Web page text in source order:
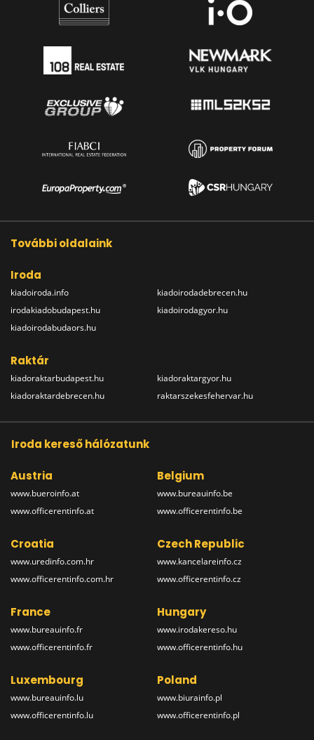
További oldalaink
Iroda
kiadoiroda.info
irodakiadobudapest.hu
kiadoirodabudaors.hu
kiadoirodadebrecen.hu
kiadoirodagyor.hu
Raktár
kiadoraktarbudapest.hu
kiadoraktardebrecen.hu
kiadoraktargyor.hu
raktarszekesfehervar.hu
Iroda kereső hálózatunk
Austria
www.bueroinfo.at
www.officerentinfo.at
Belgium
www.bureauinfo.be
www.officerentinfo.be
Croatia
www.uredinfo.com.hr
www.officerentinfo.com.hr
Czech Republic
www.kancelareinfo.cz
www.officerentinfo.cz
France
www.bureauinfo.fr
www.officerentinfo.fr
Hungary
www.irodakereso.hu
www.officerentinfo.hu
Luxembourg
www.bureauinfo.lu
www.officerentinfo.lu
Poland
www.biurainfo.pl
www.officerentinfo.pl